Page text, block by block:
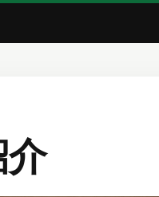
介